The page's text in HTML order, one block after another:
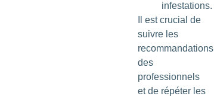
infestations.
Il est crucial de
suivre les
recommandations
des
professionnels
et de répéter les